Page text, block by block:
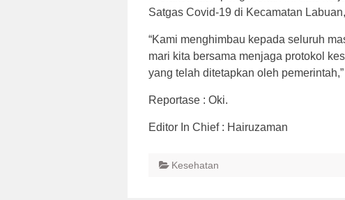
Satgas Covid-19 di Kecamatan
“Kami menghimbau kepada seluruh
mari kita bersama menjaga protokol
yang telah ditetapkan oleh
Reportase : Oki.
Editor In Chief : Hairuzaman
Kesehatan